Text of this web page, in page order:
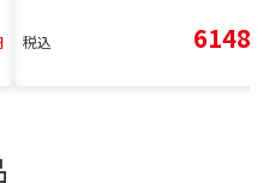
税込 6148